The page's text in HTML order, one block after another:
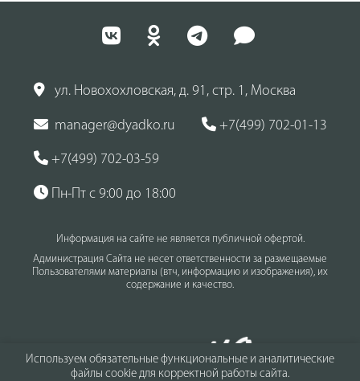
Используем обязательные функциональные и аналитические
файлы cookie для корректной работы сайта.
ул. Новохохловская, д. 91, стр. 1, Москва
manager@dyadko.ru +7(499) 702-01-13
+7(499) 702-03-59
Пн-Пт с 9:00 до 18:00
Информация на сайте не является публичной офертой.
Администрация Сайта не несет ответственности за размещаемые
Пользователями материалы (втч, информацию и изображения), их
содержание и качество.